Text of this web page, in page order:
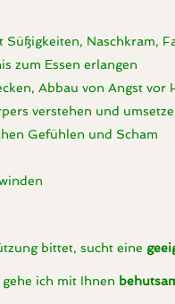
Süßigkeiten, Naschkram,
zum Essen erlangen
Abbau von Angst vor
verstehen und
Gefühlen und Scham
bittet, sucht eine
ich mit Ihnen